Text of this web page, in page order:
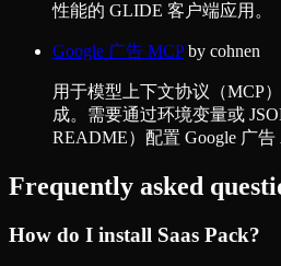
性能的 GLIDE 客户端应用。
Google 广告 MCPby cohnen
用于模型上下文协议（MCP
成。需要通过环境变量或
README）配置 Google 广告
Frequently asked
How do I install Saas Pack?